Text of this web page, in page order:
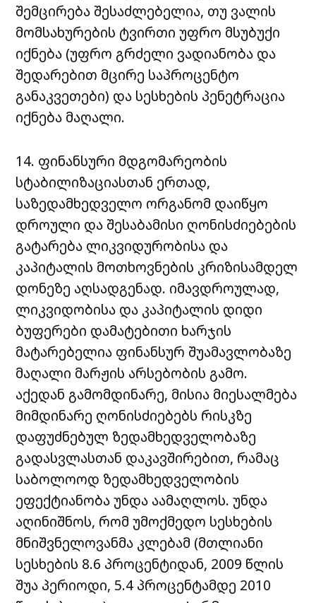
შემცირება შესაძლებელია, თუ ვალის
მომსახურების ტვირთი უფრო მსუბუქი
იქნება (უფრო გრძელი ვადიანობა და
შედარებით მცირე საპროცენტო
განაკვეთები) და სესხების პენეტრაცია
იქნება მაღალი.
14. ფინანსური მდგომარეობის
სტაბილიზაციასთან ერთად,
საზედამხედველო ორგანომ დაიწყო
დროული და შესაბამისი ღონისძიებების
გატარება ლიკვიდურობისა და
კაპიტალის მოთხოვნების კრიზისამდელ
დონეზე აღსადგენად. იმავდროულად,
ლიკვიდობისა და კაპიტალის დიდი
ბუფერები დამატებითი ხარჯის
მატარებელია ფინანსურ შუამავლობაზე
მაღალი მარჟის არსებობის გამო.
აქედან გამომდინარე, მისია მიესალმება
მიმდინარე ღონისძიებებს რისკზე
დაფუძნებულ ზედამხედველობაზე
გადასვლასთან დაკავშირებით, რამაც
საბოლოოდ ზედამხედველობის
ეფექტიანობა უნდა აამაღლოს. უნდა
აღინიშნოს, რომ უმოქმედო სესხების
მნიშვნელოვანმა კლებამ (მთლიანი
სესხების 8.6 პროცენტიდან, 2009 წლის
შუა პერიოდი, 5.4 პროცენტამდე 2010